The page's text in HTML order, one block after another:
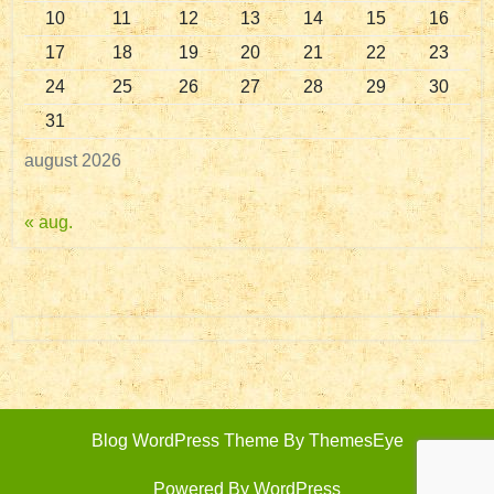
august 2026
10 11 12 13 14 15
16
17
18 19 20 21 22
23
24
25 26 27 28 29
30
31
« aug.
Blog WordPress ThemeBy ThemesEye
Powered By WordPress